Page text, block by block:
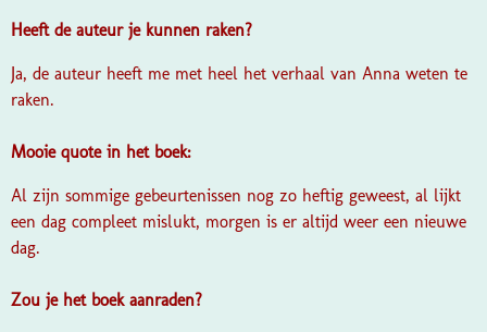
Heeft de auteur je kunnen raken?
Ja, de auteur heeft me met heel het verhaal van Anna weten te
raken.
Mooie quote in het boek:
Al zijn sommige gebeurtenissen nog zo heftig geweest, al lijkt
een dag compleet mislukt, morgen is er altijd weer een nieuwe
dag.
Zou je het boek aanraden?